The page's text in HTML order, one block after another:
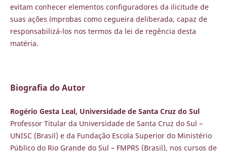
evitam conhecer elementos configuradores da ilicitude de
suas ações ímprobas como cegueira deliberada, capaz de
responsabilizá-los nos termos da lei de regência desta
matéria.
Biografia do Autor
Rogério Gesta Leal, Universidade de Santa Cruz do Sul
Professor Titular da Universidade de Santa Cruz do Sul –
UNISC (Brasil) e da Fundação Escola Superior do Ministério
Público do Rio Grande do Sul – FMPRS (Brasil), nos cursos de